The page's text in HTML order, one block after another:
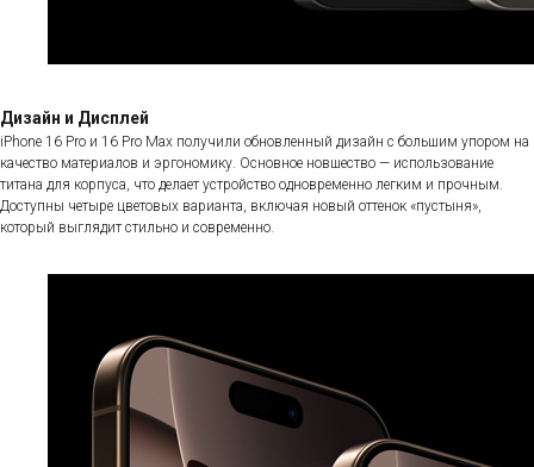
Дизайн и Дисплей
iPhone 16 Pro и 16 Pro Max получили обновленный дизайн с большим упором на
качество материалов и эргономику. Основное новшество — использование
титана для корпуса, что делает устройство одновременно легким и прочным.
Доступны четыре цветовых варианта, включая новый оттенок «пустыня»,
который выглядит стильно и современно.